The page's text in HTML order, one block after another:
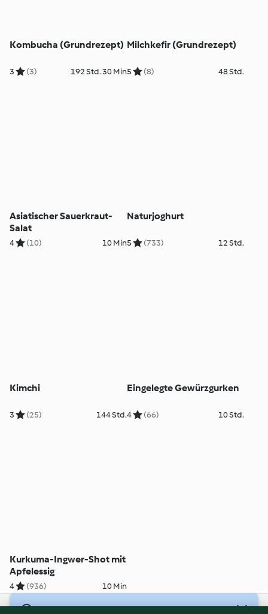
Kombucha (Grundrezept)
3 (3) 192 Std. 30 Min
Milchkefir (Grundrezept)
5 (8) 48 Std.
Asiatischer Sauerkraut-
Salat
4 (10) 10 Min
Naturjoghurt
5 (733) 12 Std.
Kimchi
3 (25) 144 Std.
Eingelegte Gewürzgurken
4 (66) 10 Std.
Kurkuma-Ingwer-Shot mit
Apfelessig
4 (936) 10 Min